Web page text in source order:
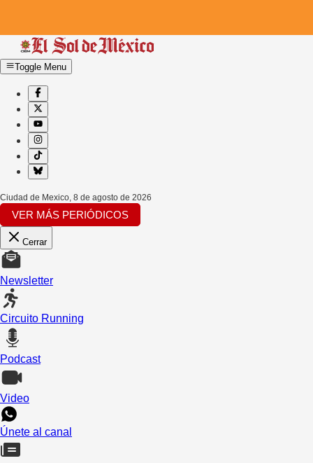
Toggle Menu
Ciudad de Mexico, 8 de agosto de 2026
VER MÁS PERIÓDICOS
Cerrar
Newsletter
Circuito Running
Podcast
Video
Únete al canal